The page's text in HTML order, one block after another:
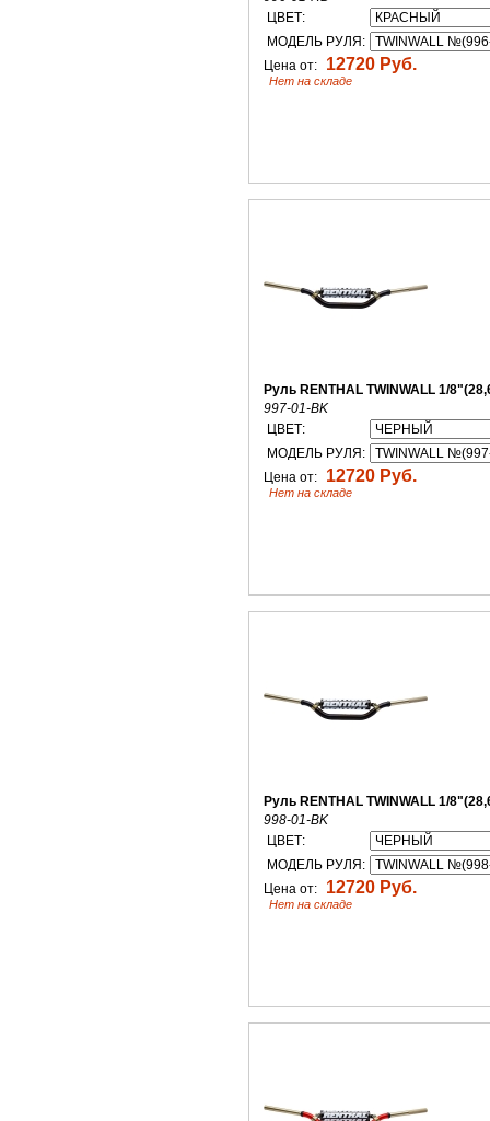
ЦВЕТ:
МОДЕЛЬ РУЛЯ:
Цена от:
12720 Руб.
Нет на складе
Руль RENTHAL TWINWALL 1/
997-01-BK
ЦВЕТ:
МОДЕЛЬ РУЛЯ:
Цена от:
12720 Руб.
Нет на складе
Руль RENTHAL TWINWALL 1/
998-01-BK
ЦВЕТ:
МОДЕЛЬ РУЛЯ:
Цена от:
12720 Руб.
Нет на складе